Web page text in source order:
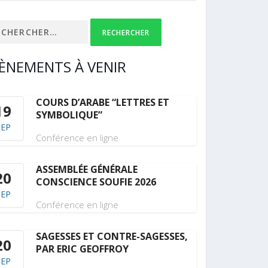
À VENIR
COURS D’ARABE “LETTRES ET
SYMBOLIQUE”
Conférence en ligne
ASSEMBLÉE GÉNÉRALE
CONSCIENCE SOUFIE 2026
Conférence en ligne
SAGESSES ET CONTRE-SAGESSES,
PAR ERIC GEOFFROY